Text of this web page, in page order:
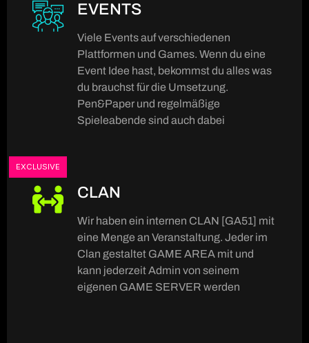
EVENTS
Viele Events auf verschiedenen
Plattformen und Games. Wenn du eine
Event Idee hast, bekommst du alles was
du brauchst für die Umsetzung.
Pen&Paper und regelmäßige
Spieleabende sind auch dabei
CLAN
Wir haben ein internen CLAN [GA51] mit
eine Menge an Veranstaltung. Jeder im
Clan gestaltet GAME AREA mit und
kann jederzeit Admin von seinem
eigenen GAME SERVER werden
EXCLUSIVE